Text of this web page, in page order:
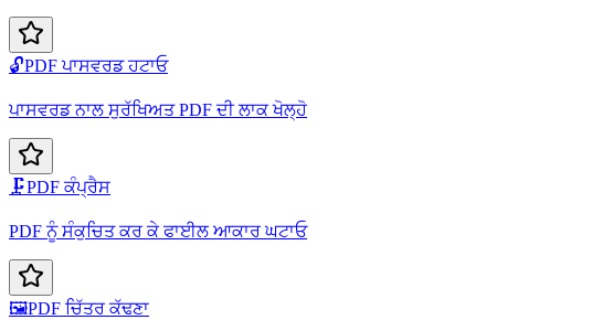
🔓PDF ਪਾਸਵਰਡ ਹਟਾਓ
ਪਾਸਵਰਡ ਨਾਲ ਸੁਰੱਖਿਅਤ PDF ਦੀ ਲਾਕ ਖੋਲ੍ਹੋ
🗜️PDF ਕੰਪ੍ਰੈਸ
PDF ਨੂੰ ਸੰਕੁਚਿਤ ਕਰ ਕੇ ਫਾਈਲ ਆਕਾਰ ਘਟਾਓ
🖼️PDF ਚਿੱਤਰ ਕੱਢਣਾ